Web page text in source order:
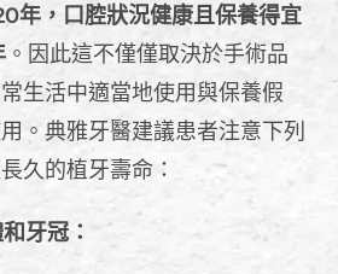
年，口腔狀況健康且保養得宜
。因此這不僅僅取決於手術品
生活中適當地使用與保養假
。典雅牙醫建議患者注意下列
久的植牙壽命：
牙冠：